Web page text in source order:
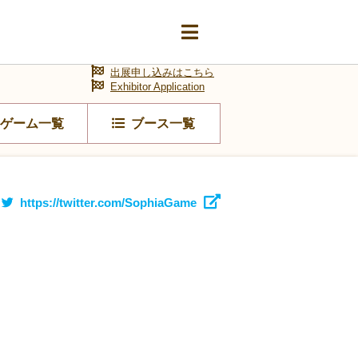
ゲーム一覧 ブース一覧
出展申し込みはこちら
Exhibitor Application
https://twitter.com/SophiaGame